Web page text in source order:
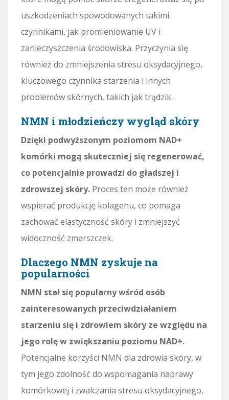
uszkodzeniach spowodowanych takimi
czynnikami, jak promieniowanie UV i
zanieczyszczenia środowiska. Przyczynia się
również do zmniejszenia stresu oksydacyjnego,
kluczowego czynnika starzenia i innych
problemów skórnych, takich jak trądzik.
NMN i młodzieńczy wygląd skóry
Dzięki podwyższonym poziomom NAD+
komórki mogą skuteczniej się regenerować,
co potencjalnie prowadzi do gładszej i
zdrowszej skóry. Proces ten może również
wspierać produkcję kolagenu, co pomaga
zachować elastyczność skóry i zmniejszyć
widoczność zmarszczek.
Dlaczego NMN zyskuje na
popularności
NMN stał się popularny wśród osób
zainteresowanych przeciwdziałaniem
starzeniu się i zdrowiem skóry ze względu na
jego rolę w zwiększaniu poziomu NAD+.
Potencjalne korzyści NMN dla zdrowia skóry, w
tym jego zdolność do wspomagania naprawy
komórkowej i zwalczania stresu oksydacyjnego,